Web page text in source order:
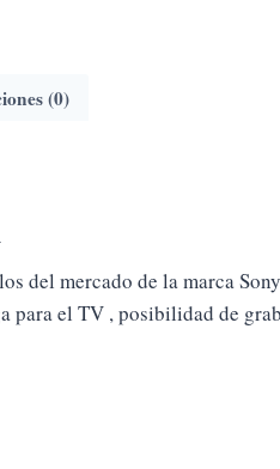
(0)
del mercado de la marca
para el TV , posibilidad de